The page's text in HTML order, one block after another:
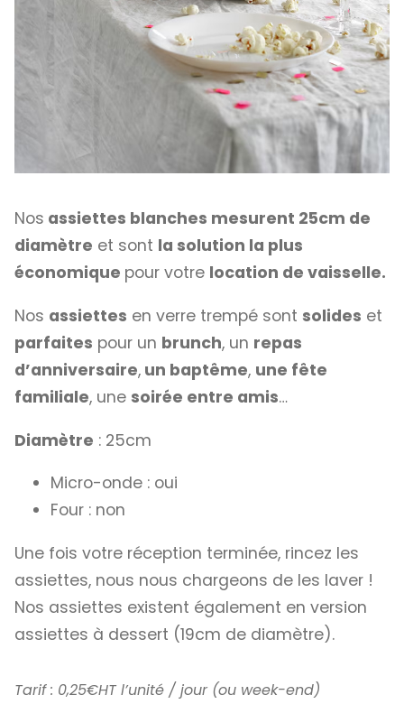
Nos assiettes blanches mesurent 25cm de
diamètre et sont la solution la plus
économique pour votre location de vaisselle.
Nos assiettes en verre trempé sont solides et
parfaites pour un brunch, un repas
d’anniversaire, un baptême, une fête
familiale, une soirée entre amis…
Diamètre : 25cm
Micro-onde : oui
Four : non
Une fois votre réception terminée, rincez les
assiettes, nous nous chargeons de les laver !
Nos assiettes existent également en version
assiettes à dessert (19cm de diamètre).
Tarif : 0,25€HT l’unité / jour (ou week-end)